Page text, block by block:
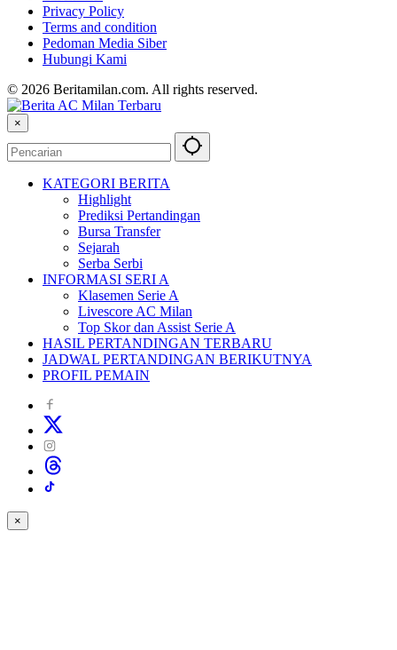
Privacy Policy
Terms and condition
Pedoman Media Siber
Hubungi Kami
© 2026 Beritamilan.com. All rights reserved.
×
KATEGORI BERITA
Highlight
Prediksi Pertandingan
Bursa Transfer
Sejarah
Serba Serbi
INFORMASI SERI A
Klasemen Serie A
Livescore AC Milan
Top Skor dan Assist Serie A
HASIL PERTANDINGAN TERBARU
JADWAL PERTANDINGAN BERIKUTNYA
PROFIL PEMAIN
×